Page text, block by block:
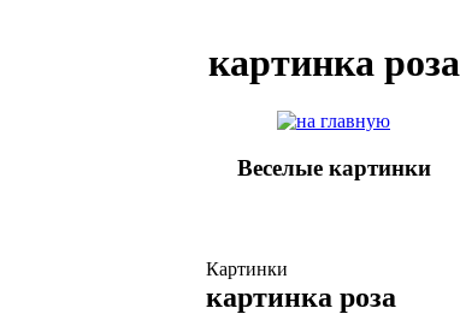
картинка роза
Веселые картинки
Картинки
картинка роза